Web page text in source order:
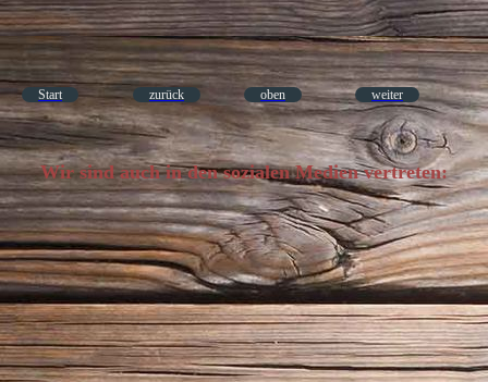
Start zurück oben weiter
Wir sind auch in den sozialen Medien vertreten: